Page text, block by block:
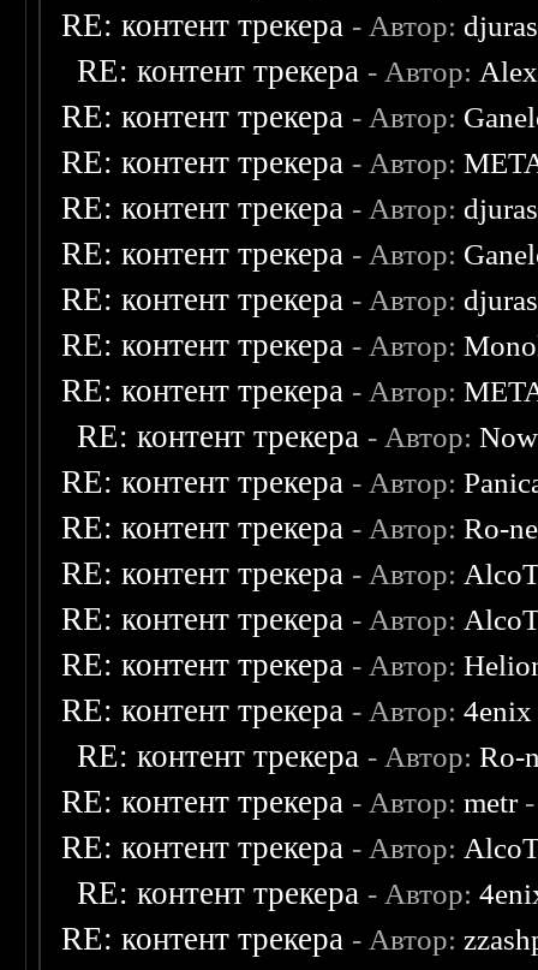
RE: контент трекера - Автор:
RE: контент трекера - Автор:
RE: контент трекера - Автор:
RE: контент трекера - Автор:
RE: контент трекера - Автор:
RE: контент трекера - Автор:
RE: контент трекера - Автор:
RE: контент трекера - Автор:
RE: контент трекера - Автор:
RE: контент трекера - Автор:
RE: контент трекера - Автор:
RE: контент трекера - Автор:Ro-
RE: контент трекера - Автор:
RE: контент трекера - Автор:
RE: контент трекера - Автор:
RE: контент трекера - Автор:4enix
RE: контент трекера - Автор:Ro-
RE: контент трекера - Автор:metr-
RE: контент трекера - Автор:
RE: контент трекера - Автор:
RE: контент трекера - Автор: